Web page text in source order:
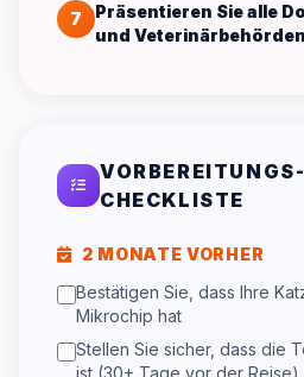
7
Präsentieren Sie alle
und
VORBEREITUNGS-
CHECKLISTE
2 MONATE VORHER
Bestätigen Sie, dass Ihre
Mikrochip hat
Stellen Sie sicher, dass die
ist (30+ Tage vor der Reise)